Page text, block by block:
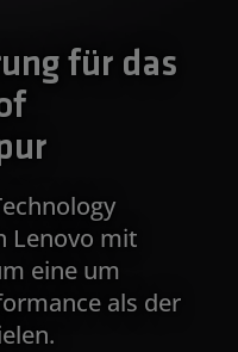
für das
Lenovo mit
eine um
als der